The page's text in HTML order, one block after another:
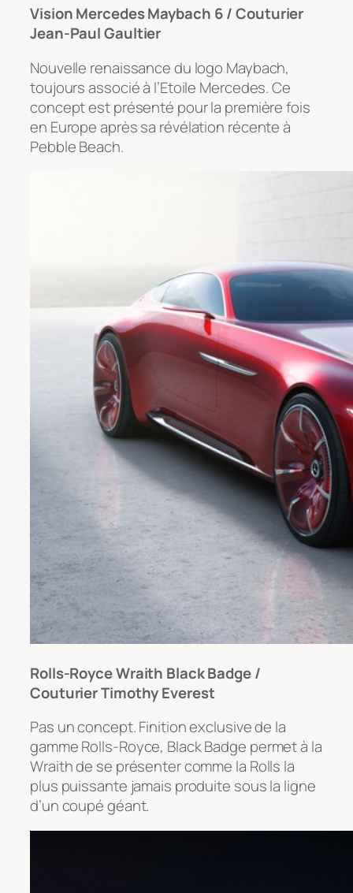
Vision Mercedes Maybach 6 / Couturier
Jean-Paul Gaultier
Nouvelle renaissance du logo Maybach,
toujours associé à l’Etoile Mercedes. Ce
concept est présenté pour la première fois
en Europe après sa révélation récente à
Pebble Beach.
Rolls-Royce Wraith Black Badge /
Couturier Timothy Everest
Pas un concept. Finition exclusive de la
gamme Rolls-Royce, Black Badge permet à la
Wraith de se présenter comme la Rolls la
plus puissante jamais produite sous la ligne
d’un coupé géant.